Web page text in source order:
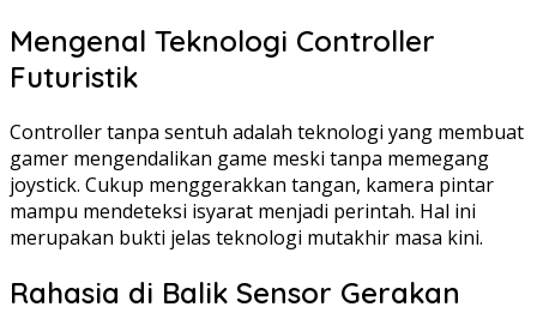
Mengenal Teknologi Controller
Futuristik
Controller tanpa sentuh adalah teknologi yang membuat
gamer mengendalikan game meski tanpa memegang
joystick. Cukup menggerakkan tangan, kamera pintar
mampu mendeteksi isyarat menjadi perintah. Hal ini
merupakan bukti jelas teknologi mutakhir masa kini.
Rahasia di Balik Sensor Gerakan